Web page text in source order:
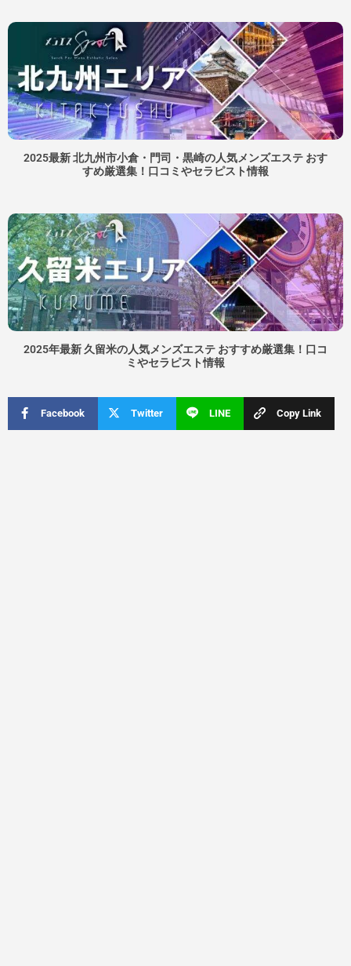
2025最新 北九州市小倉・門司・黒崎の人気メンズエステ おす
すめ厳選集！口コミやセラピスト情報​
2025年最新 久留米の人気メンズエステ おすすめ厳選集！口コ
ミやセラピスト情報​
Facebook Twitter LINE Copy Link